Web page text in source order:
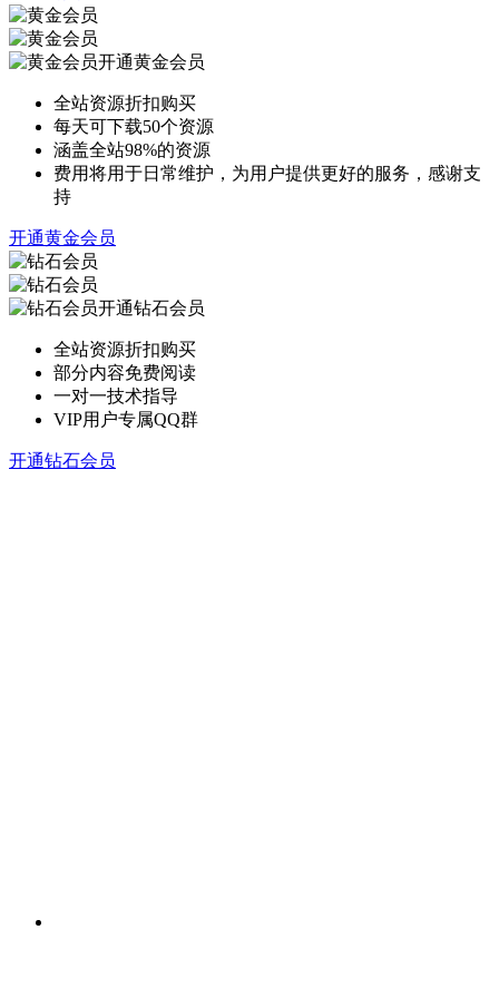
开通黄金会员
全站资源折扣购买
每天可下载50个资源
涵盖全站98%的资源
费用将用于日常维护，为用户提供更好的服务，感谢支
持
开通黄金会员
开通钻石会员
全站资源折扣购买
部分内容免费阅读
一对一技术指导
VIP用户专属QQ群
开通钻石会员